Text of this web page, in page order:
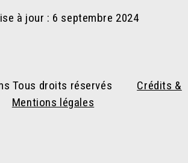
à jour : 6 septembre 2024
Tous droits réservés Crédits &
Mentions légales